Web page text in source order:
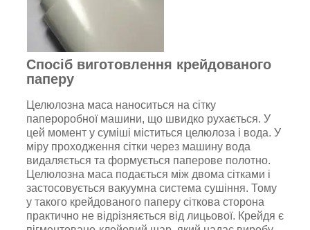
Спосіб виготовлення крейдованого
паперу
Целюлозна маса наноситься на сітку
папероробної машини, що швидко рухається. У
цей момент у суміші міститься целюлоза і вода. У
міру проходження сітки через машину вода
видаляється та формується паперове полотно.
Целюлозна маса подається між двома сітками і
застосовується вакуумна система сушіння. Тому
у такого крейдованого паперу сіткова сторона
практично не відрізняється від лицьової. Крейдя є